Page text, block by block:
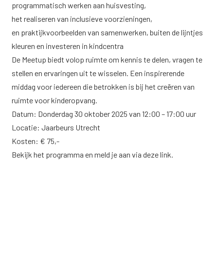
programmatisch werken aan huisvesting,
het realiseren van inclusieve voorzieningen,
en praktijkvoorbeelden van samenwerken, buiten de lijntjes
kleuren en investeren in kindcentra
De Meetup biedt volop ruimte om kennis te delen, vragen te
stellen en ervaringen uit te wisselen. Een inspirerende
middag voor iedereen die betrokken is bij het creëren van
ruimte voor kinderopvang.
Datum: Donderdag 30 oktober 2025 van 12:00 – 17:00 uur
Locatie: Jaarbeurs Utrecht
Kosten: € 75,-
Bekijk het programma en meld je aan via deze link.